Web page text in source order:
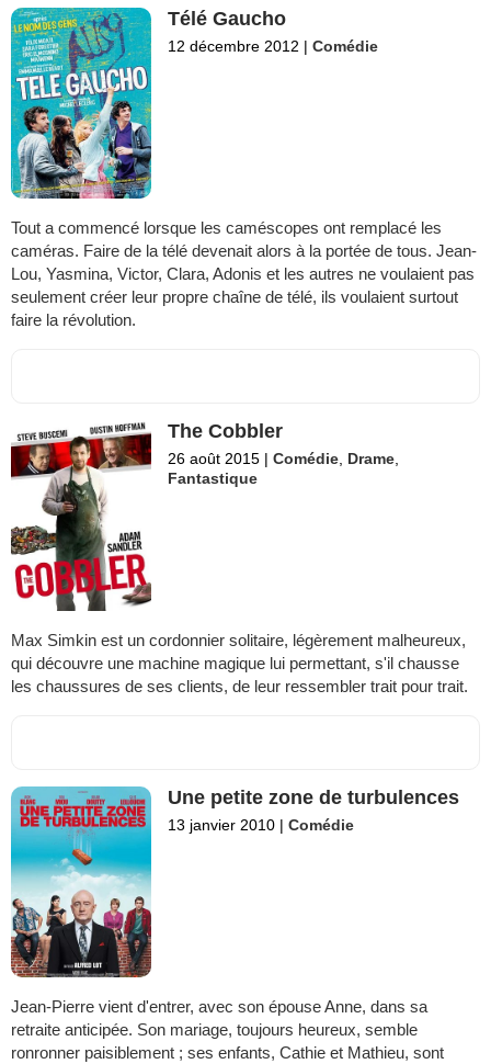
Télé Gaucho
12 décembre 2012 | Comédie
Tout a commencé lorsque les caméscopes ont remplacé les
caméras. Faire de la télé devenait alors à la portée de tous. Jean-
Lou, Yasmina, Victor, Clara, Adonis et les autres ne voulaient pas
seulement créer leur propre chaîne de télé, ils voulaient surtout
faire la révolution.
The Cobbler
26 août 2015 | Comédie, Drame,
Fantastique
Max Simkin est un cordonnier solitaire, légèrement malheureux,
qui découvre une machine magique lui permettant, s'il chausse
les chaussures de ses clients, de leur ressembler trait pour trait.
Une petite zone de turbulences
13 janvier 2010 | Comédie
Jean-Pierre vient d'entrer, avec son épouse Anne, dans sa
retraite anticipée. Son mariage, toujours heureux, semble
ronronner paisiblement ; ses enfants, Cathie et Mathieu, sont